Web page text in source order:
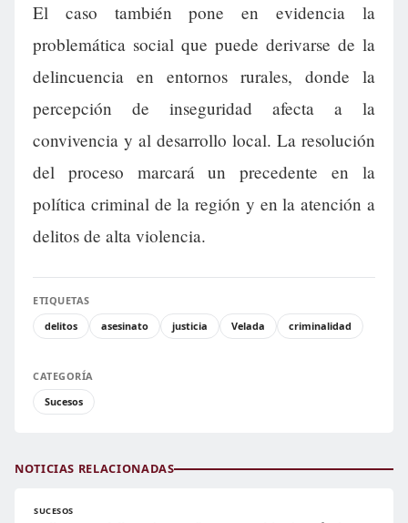
El caso también pone en evidencia la
problemática social que puede derivarse de la
delincuencia en entornos rurales, donde la
percepción de inseguridad afecta a la
convivencia y al desarrollo local. La resolución
del proceso marcará un precedente en la
política criminal de la región y en la atención a
delitos de alta violencia.
ETIQUETAS
delitos
asesinato justicia Velada criminalidad
CATEGORÍA
Sucesos
NOTICIAS RELACIONADAS
SUCESOS